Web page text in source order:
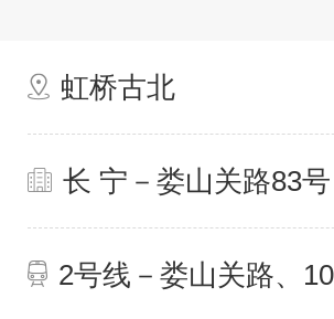
虹桥古北
长 宁－娄山关路83号
2号线－娄山关路、